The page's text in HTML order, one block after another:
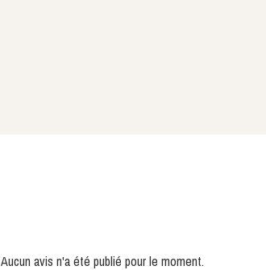
Aucun avis n'a été publié pour le moment.